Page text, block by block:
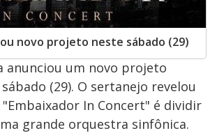
novo projeto neste sábado (29)
anunciou um novo projeto
(29). O sertanejo revelou
In Concert" é dividir
grande orquestra sinfônica.